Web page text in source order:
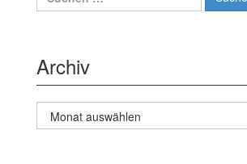
nach:
Archiv
Archiv